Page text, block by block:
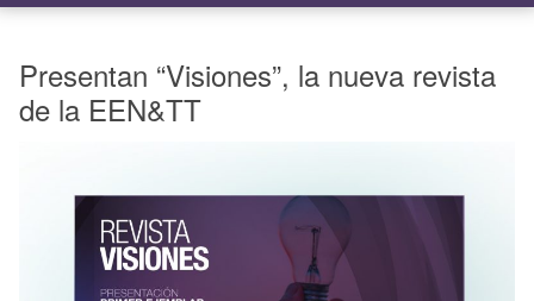
Presentan “Visiones”, la nueva revista
de la EEN&TT